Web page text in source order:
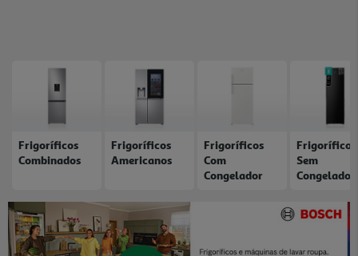
Frigoríficos
Combinados
Frigoríficos
Americanos
Frigoríficos
Com
Congelador
Frigoríficos
Sem
Congelador